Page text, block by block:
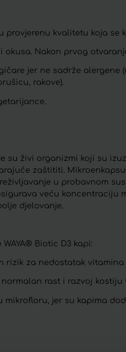
provjerenu kvalitetu koja
okusa. Nakon prvog
jer ne sadrže
rakove).
su živi organizmi koji su
zaštititi.
u probavnom
veću koncentraciju
djelovanje.
Biotic D3 kapi:
rizik za nedostatak vitamina
normalan rast i razvoj
mikrofloru, jer su kapima